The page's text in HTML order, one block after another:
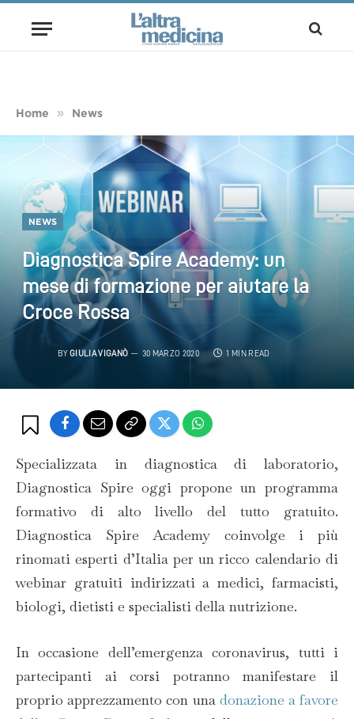
Home » News
NEWS
Diagnostica Spire Academy: un
mese di formazione per aiutare la
Croce Rossa
BY GIULIA VIGANÒ 30 MARZO 2020 1 MIN READ
Specializzata in diagnostica di laboratorio,
Diagnostica Spire oggi propone un programma
formativo di alto livello del tutto gratuito.
Diagnostica Spire Academy coinvolge i più
rinomati esperti d’Italia per un ricco calendario di
webinar gratuiti indirizzati a medici, farmacisti,
biologi, dietisti e specialisti della nutrizione.
In occasione dell’emergenza coronavirus, tutti i
partecipanti ai corsi potranno manifestare il
proprio apprezzamento con una donazione a favore